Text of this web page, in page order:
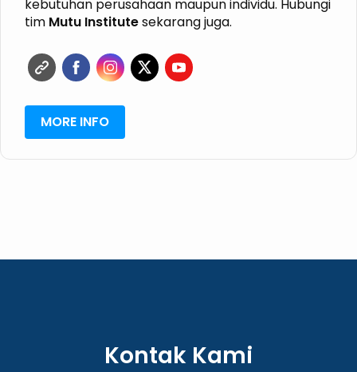
GRK
ISPO
kebutuhan perusahaan maupun individu. Hubungi
tim Mutu Institutesekarang juga.
MORE INFO
Kontak Kami